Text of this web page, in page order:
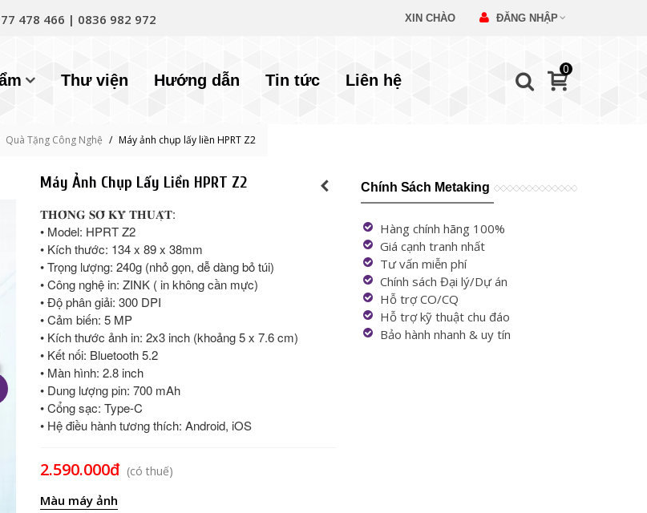
478 466 | 0836 982 972 XIN CHÀO ĐĂNG NHẬP
Thư viện Hướng dẫn Tin tức Liên hệ
0
Quà Tặng Công Nghệ / Máy ảnh chụp lấy liền HPRT Z2
Máy Ảnh Chụp Lấy Liền HPRT Z2
𝐓𝐇𝐎̂𝐍𝐆 𝐒𝐎̂́ 𝐊𝐘̃ 𝐓𝐇𝐔𝐀̣̂𝐓:
• Model: HPRT Z2
• Kích thước: 134 x 89 x 38mm
• Trọng lượng: 240g (nhỏ gọn, dễ dàng bỏ túi)
• Công nghệ in: ZINK ( in không cần mực)
• Độ phân giải: 300 DPI
• Cảm biến: 5 MP
• Kích thước ảnh in: 2x3 inch (khoảng 5 x 7.6 cm)
• Kết nối: Bluetooth 5.2
• Màn hình: 2.8 inch
• Dung lượng pin: 700 mAh
• Cổng sạc: Type-C
• Hệ điều hành tương thích: Android, iOS
2.590.000đ (có thuế)
Màu máy ảnh
Chính Sách Metaking
Hàng chính hãng 100%
Giá cạnh tranh nhất
Tư vấn miễn phí
Chính sách Đại lý/Dự án
Hỗ trợ CO/CQ
Hỗ trợ kỹ thuật chu đáo
Bảo hành nhanh & uy tín